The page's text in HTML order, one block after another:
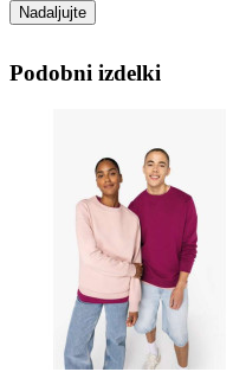
Nadaljujte
Podobni izdelki